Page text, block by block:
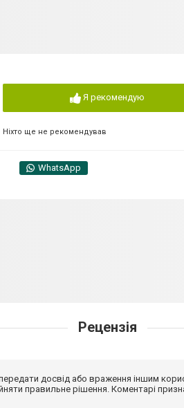
Я рекомендую
Ніхто ще не рекомендував
WhatsApp
Рецензія
досвід або враження іншим
правильне рішення. Коментарі